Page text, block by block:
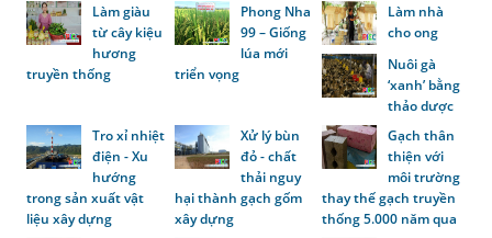
Làm giàu
từ cây kiệu
hương
truyền thống
Phong Nha
99 – Giống
lúa mới
triển vọng
Làm nhà
cho ong
Nuôi gà
‘xanh’ bằng
thảo dược
Tro xỉ nhiệt
điện - Xu
hướng
trong sản xuất vật
liệu xây dựng
Xử lý bùn
đỏ - chất
thải nguy
hại thành gạch gốm
xây dựng
Gạch thân
thiện với
môi trường
thay thế gạch truyền
thống 5.000 năm qua